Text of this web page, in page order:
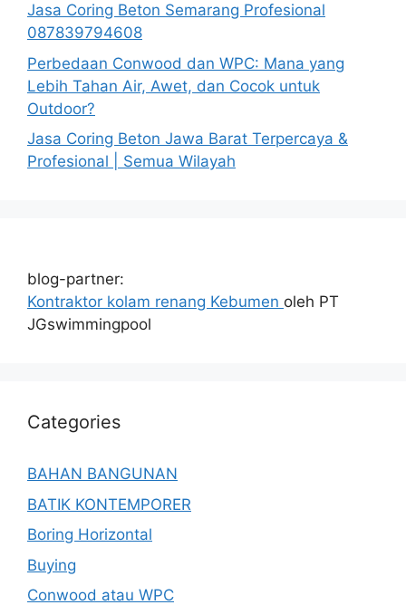
Jasa Coring Beton Semarang Profesional
087839794608
Perbedaan Conwood dan WPC: Mana yang
Lebih Tahan Air, Awet, dan Cocok untuk
Outdoor?
Jasa Coring Beton Jawa Barat Terpercaya &
Profesional | Semua Wilayah
blog-partner:
Kontraktor kolam renang Kebumen oleh PT
JGswimmingpool
Categories
BAHAN BANGUNAN
BATIK KONTEMPORER
Boring Horizontal
Buying
Conwood atau WPC